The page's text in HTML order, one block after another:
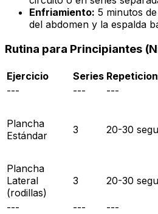
Enfriamiento: 5 minutos
del abdomen y la espalda
Rutina para Principiantes
Ejercicio Series
---
--- ---
Plancha
Estándar
3 20-30
Plancha
Lateral
(rodillas)
3 20-30
---
--- ---